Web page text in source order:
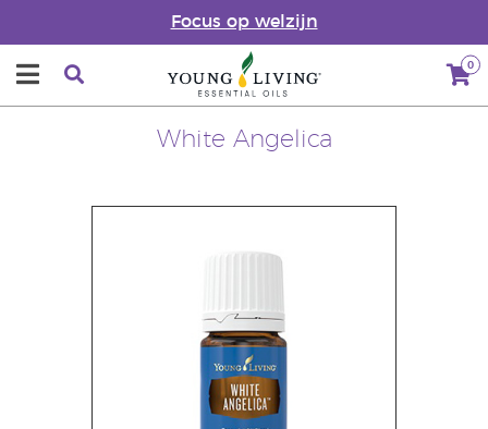
Focus op welzijn
0
White Angelica